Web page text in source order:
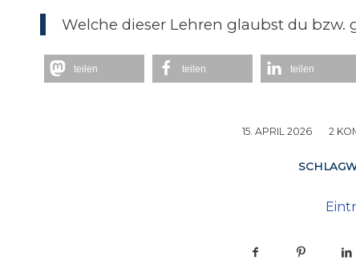
Welche dieser Lehren glaubst du
teilen teilen teilen
15. APRIL 2026
/ 2